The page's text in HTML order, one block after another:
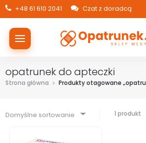
+48 61 610 2041 Czat z doradcą
opatrunek do apteczki
Strona główna Produkty otagowane
Domyślne sortowanie 1 produkt